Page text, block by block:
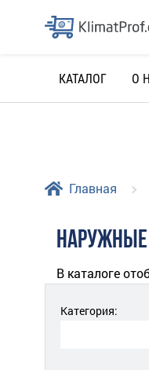
КАТАЛОГ О
Главная
В каталоге
Категория: